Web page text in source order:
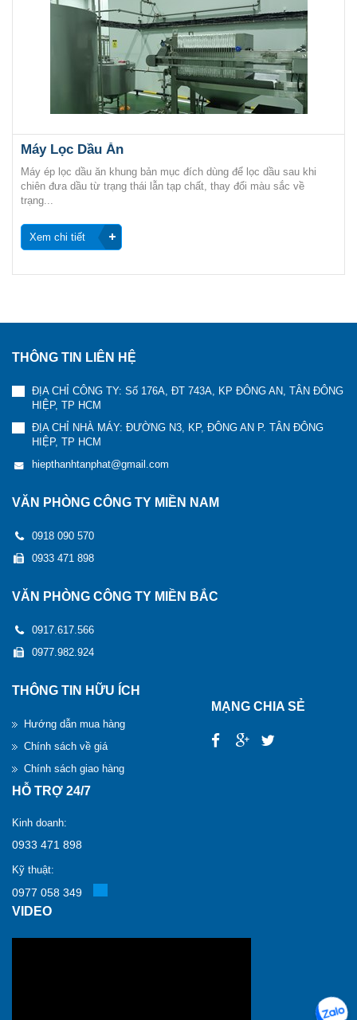
Máy Lọc Dầu Ăn
Máy ép lọc dầu ăn khung bản mục đích dùng để lọc dầu sau khi
chiên đưa dầu từ trạng thái lẫn tạp chất, thay đổi màu sắc về
trạng...
Xem chi tiết
THÔNG TIN LIÊN HỆ
ĐỊA CHỈ CÔNG TY: Số 176A, ĐT 743A, KP ĐÔNG AN, TÂN ĐÔNG
HIỆP, TP HCM
ĐỊA CHỈ NHÀ MÁY: ĐƯỜNG N3, KP, ĐÔNG AN P. TÂN ĐÔNG
HIỆP, TP HCM
hiepthanhtanphat@gmail.com
VĂN PHÒNG CÔNG TY MIỀN NAM
0918 090 570
0933 471 898
VĂN PHÒNG CÔNG TY MIỀN BẮC
0917.617.566
0977.982.924
THÔNG TIN HỮU ÍCH
Hướng dẫn mua hàng
Chính sách về giá
Chính sách giao hàng
MẠNG CHIA SẺ
HỖ TRỢ 24/7
Kinh doanh:
0933 471 898
Kỹ thuật:
0977 058 349
VIDEO